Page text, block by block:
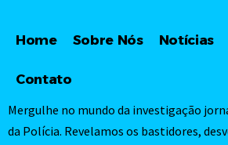
Home Sobre Nós Notícias
Contato
Mergulhe no mundo da investigação
da Polícia. Revelamos os bastidores,